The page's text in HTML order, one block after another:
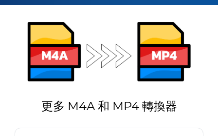
更多 M4A 和 MP4 轉換器